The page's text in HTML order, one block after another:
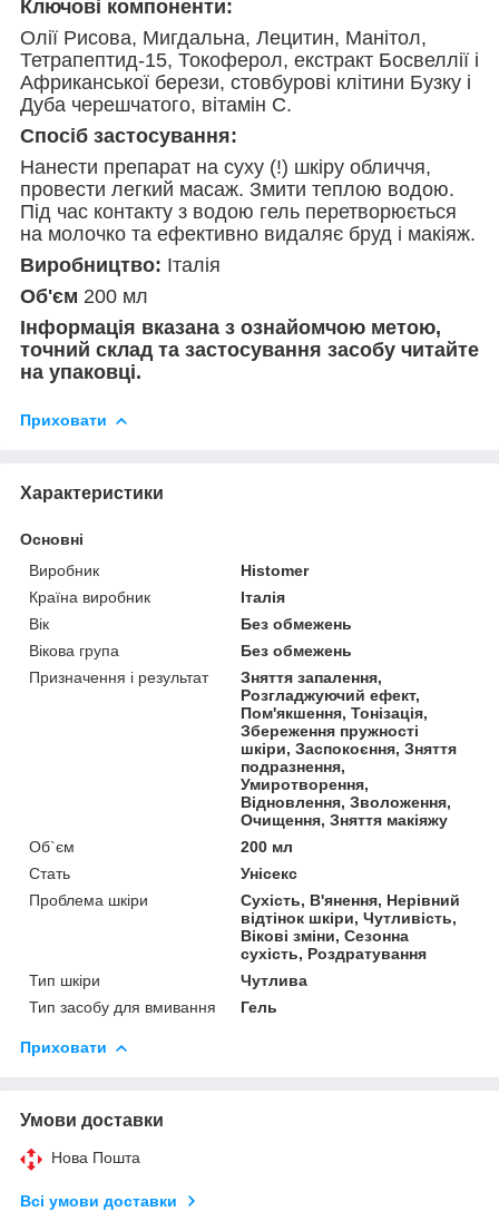
Ключові компоненти:
Олії Рисова, Мигдальна, Лецитин, Манітол,
Тетрапептид-15, Токоферол, екстракт Босвеллії і
Африканської берези, стовбурові клітини Бузку і
Дуба черешчатого, вітамін С.
Спосіб застосування:
Нанести препарат на суху (!) шкіру обличчя,
провести легкий масаж. Змити теплою водою.
Під час контакту з водою гель перетворюється
на молочко та ефективно видаляє бруд і макіяж.
Виробництво: Італія
Об'єм 200 мл
Інформація вказана з ознайомчою метою,
точний склад та застосування засобу читайте
на упаковці.
Приховати
Характеристики
Основні
Виробник
Histomer
Країна виробник
Італія
Вік
Без обмежень
Вікова група
Без обмежень
Призначення і результат
Зняття запалення,
Розгладжуючий ефект,
Пом'якшення, Тонізація,
Збереження пружності
шкіри, Заспокоєння, Зняття
подразнення,
Умиротворення,
Відновлення, Зволоження,
Очищення, Зняття макіяжу
Об`єм
200 мл
Стать
Унісекс
Проблема шкіри
Сухість, В'янення, Нерівний
відтінок шкіри, Чутливість,
Вікові зміни, Сезонна
сухість, Роздратування
Тип шкіри
Чутлива
Тип засобу для вмивання
Гель
Приховати
Умови доставки
Нова Пошта
Всі умови доставки